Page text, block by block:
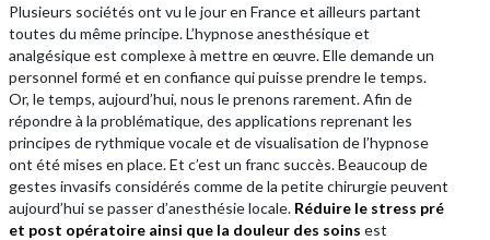
Plusieurs sociétés ont vu le jour en France et ailleurs partant
toutes du même principe. L’hypnose anesthésique et
analgésique est complexe à mettre en œuvre. Elle demande un
personnel formé et en confiance qui puisse prendre le temps.
Or, le temps, aujourd’hui, nous le prenons rarement. Afin de
répondre à la problématique, des applications reprenant les
principes de rythmique vocale et de visualisation de l’hypnose
ont été mises en place. Et c’est un franc succès. Beaucoup de
gestes invasifs considérés comme de la petite chirurgie peuvent
aujourd’hui se passer d’anesthésie locale. Réduire le stress pré
et post opératoire ainsi que la douleur des soins est